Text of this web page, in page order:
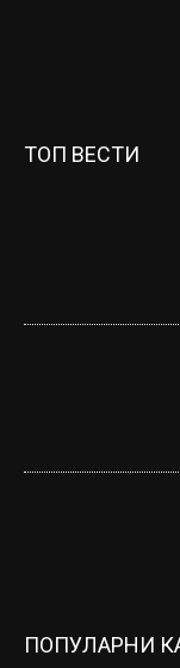
ТОП ВЕСТИ
ПОПУЛАРНИ